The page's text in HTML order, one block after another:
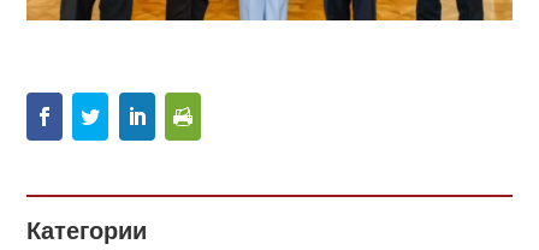
Категории